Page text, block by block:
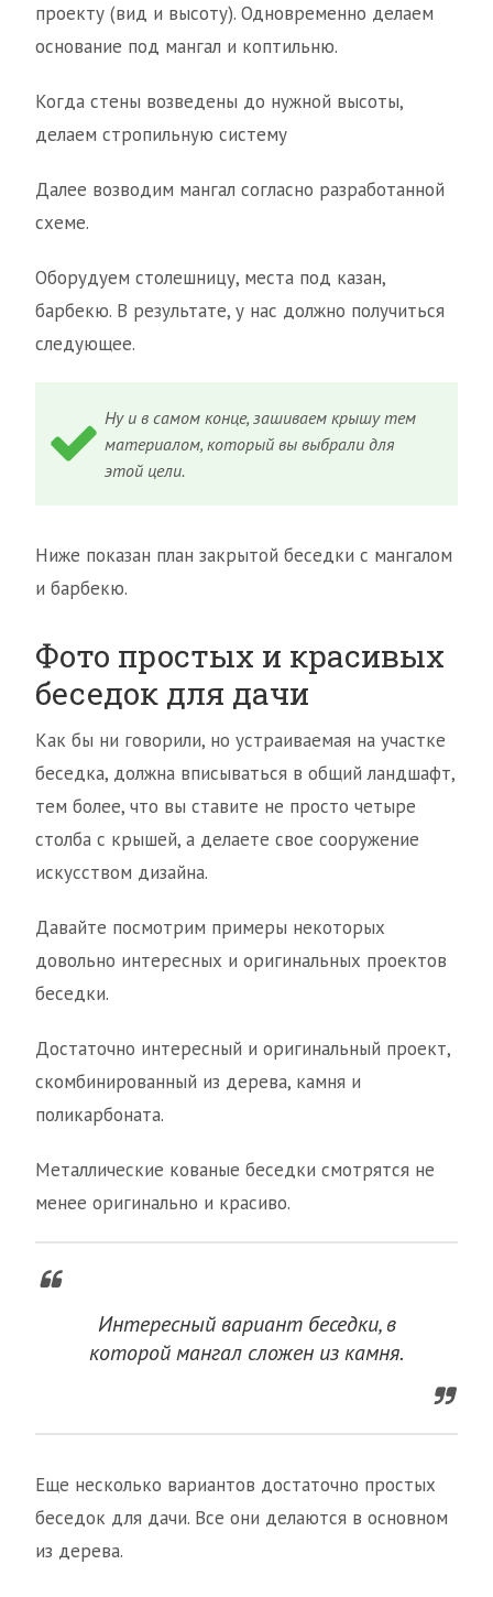
проекту (вид и высоту). Одновременно делаем
основание под мангал и коптильню.
Когда стены возведены до нужной высоты,
делаем стропильную систему
Далее возводим мангал согласно разработанной
схеме.
Оборудуем столешницу, места под казан,
барбекю. В результате, у нас должно получиться
следующее.
Ну и в самом конце, зашиваем крышу тем
материалом, который вы выбрали для
этой цели.
Ниже показан план закрытой беседки с мангалом
и барбекю.
Фото простых и красивых
беседок для дачи
Как бы ни говорили, но устраиваемая на участке
беседка, должна вписываться в общий ландшафт,
тем более, что вы ставите не просто четыре
столба с крышей, а делаете свое сооружение
искусством дизайна.
Давайте посмотрим примеры некоторых
довольно интересных и оригинальных проектов
беседки.
Достаточно интересный и оригинальный проект,
скомбинированный из дерева, камня и
поликарбоната.
Металлические кованые беседки смотрятся не
менее оригинально и красиво.
Интересный вариант беседки, в
которой мангал сложен из камня.
Еще несколько вариантов достаточно простых
беседок для дачи. Все они делаются в основном
из дерева.